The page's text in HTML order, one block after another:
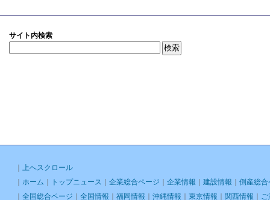
サイト内検索
上へスクロール
ホーム トップニュース 企業総合ページ 企業情報 建設情報
倒産総合
全国総合ページ 全国情報 福岡情報 沖縄情報 東京情報 関西情報 ご